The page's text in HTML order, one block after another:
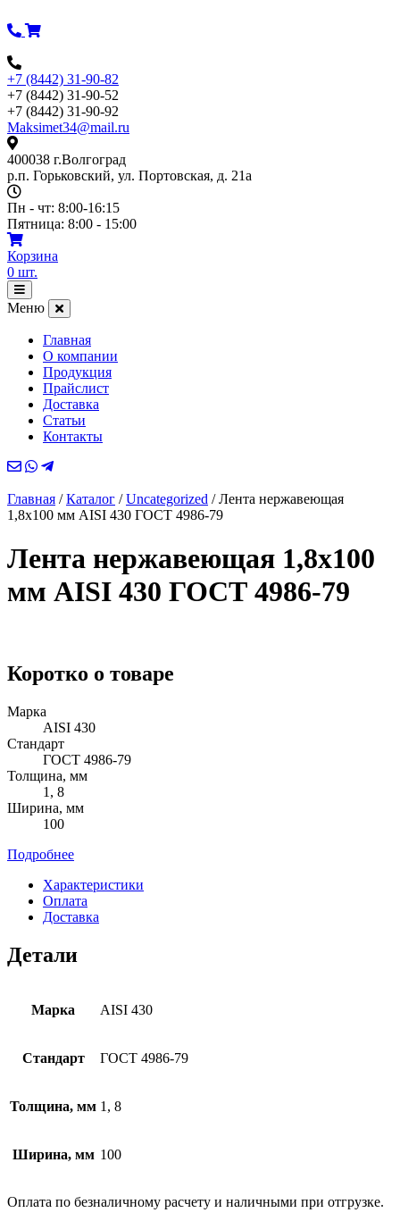
к
+7 (8442) 31-90-82
+7 (8442) 31-90-52
+7 (8442) 31-90-92
Maksimet34@mail.ru
400038 г.Волгоград
р.п. Горьковский, ул. Портовская, д. 21а
Пн - чт: 8:00-16:15
Пятница: 8:00 - 15:00
Корзина
0 шт.
Открыть
меню
Меню
Главная
О компании
Продукция
Прайслист
Доставка
Статьи
Контакты
Главная /Каталог /Uncategorized /Лента нержавеющая
1,8х100 мм AISI 430 ГОСТ 4986-79
Лента нержавеющая 1,8х100
мм AISI 430 ГОСТ 4986-79
Коротко о товаре
Марка
AISI 430
Стандарт
ГОСТ 4986-79
Толщина, мм
1, 8
Ширина, мм
100
Подробнее
Характеристики
Оплата
Доставка
Детали
Марка AISI 430
Стандарт ГОСТ 4986-79
Толщина, мм 1, 8
Ширина, мм 100
Оплата по безналичному расчету и наличными при отгрузке.